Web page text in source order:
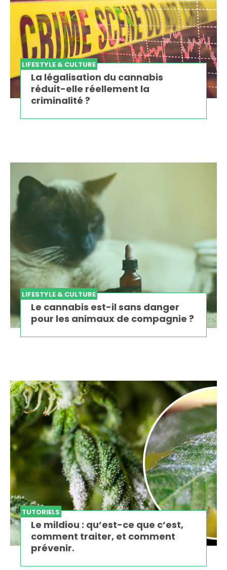
LIFESTYLE & CULTURE
La légalisation du cannabis
réduit-elle réellement la
criminalité ?
LIFESTYLE & CULTURE
Le cannabis est-il sans danger
pour les animaux de compagnie ?
TUTORIELS
Le mildiou : qu’est-ce que c’est,
comment traiter, et comment
prévenir.